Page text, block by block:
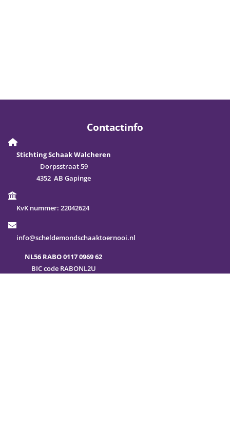
Contactinfo
Stichting Schaak Walcheren
Dorpsstraat 59
4352 AB Gapinge
KvK nummer: 22042624
info@scheldemondschaaktoernooi.nl
NL56 RABO 0117 0969 62
BIC code RABONL2U